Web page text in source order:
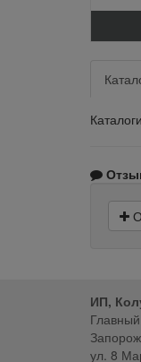
ИП,
ул. 8